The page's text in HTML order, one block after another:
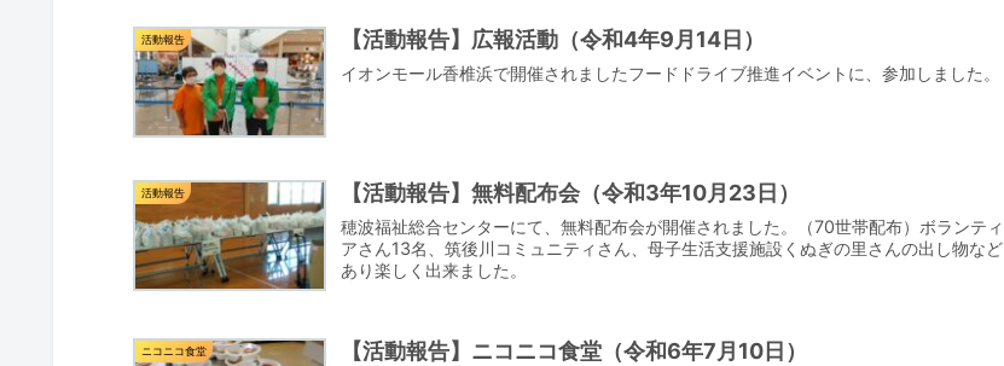
活動報告 【活動報告】広報活動（令和4年9月14日）
イオンモール香椎浜で開催されましたフードドライブ推進イベントに、参加しました。
活動報告 【活動報告】無料配布会（令和3年10月23日）
穂波福祉総合センターにて、無料配布会が開催されました。（70世帯配布）ボランティ
アさん13名、筑後川コミュニティさん、母子生活支援施設くぬぎの里さんの出し物など
あり楽しく出来ました。
ニコニコ食堂 【活動報告】ニコニコ食堂（令和6年7月10日）